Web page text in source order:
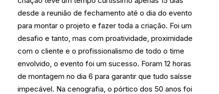
desde a reunião de fechamento até o dia do evento
para montar o projeto e fazer toda a criação. Foi um
desafio e tanto, mas com proatividade, proximidade
com o cliente e o profissionalismo de todo o time
envolvido, o evento foi um sucesso. Foram 12 horas
de montagem no dia 6 para garantir que tudo saísse
impecável. Na cenografia, o pórtico dos 50 anos foi